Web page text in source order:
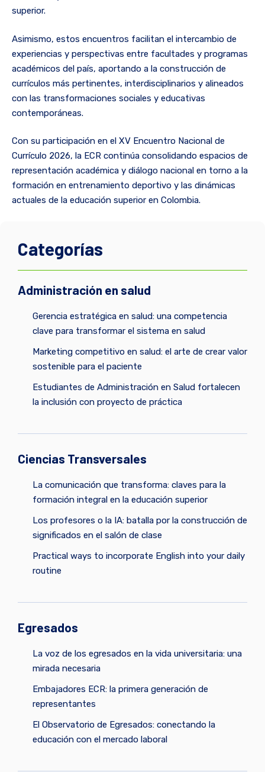
superior.
Asimismo, estos encuentros facilitan el intercambio de
experiencias y perspectivas entre facultades y programas
académicos del país, aportando a la construcción de
currículos más pertinentes, interdisciplinarios y alineados
con las transformaciones sociales y educativas
contemporáneas.
Con su participación en el XV Encuentro Nacional de
Currículo 2026, la ECR continúa consolidando espacios de
representación académica y diálogo nacional en torno a la
formación en entrenamiento deportivo y las dinámicas
actuales de la educación superior en Colombia.
Categorías
Administración en salud
Gerencia estratégica en salud: una competencia
clave para transformar el sistema en salud
Marketing competitivo en salud: el arte de crear valor
sostenible para el paciente
Estudiantes de Administración en Salud fortalecen
la inclusión con proyecto de práctica
Ciencias Transversales
La comunicación que transforma: claves para la
formación integral en la educación superior
Los profesores o la IA: batalla por la construcción de
significados en el salón de clase
Practical ways to incorporate English into your daily
routine
Egresados
La voz de los egresados en la vida universitaria: una
mirada necesaria
Embajadores ECR: la primera generación de
representantes
El Observatorio de Egresados: conectando la
educación con el mercado laboral